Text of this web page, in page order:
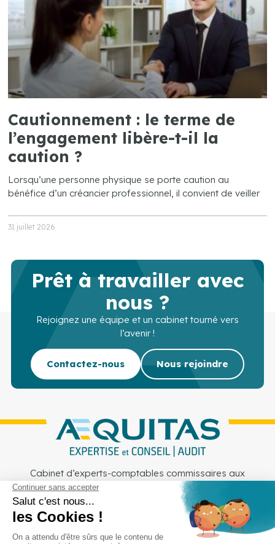
Cautionnement : le terme de
l’engagement libère-t-il la
caution ?
Lorsqu’une personne physique se porte caution au
bénéfice d’un créancier professionnel, il convient de veiller
31 juillet 2026
Prêt à travailler avec
nous ?
Rejoignez une équipe et un cabinet tourné vers
l’avenir !
Contactez-nous Nous rejoindre
Cabinet d’experts-comptables commissaires aux
comptes sur Lille, Lens et Douai